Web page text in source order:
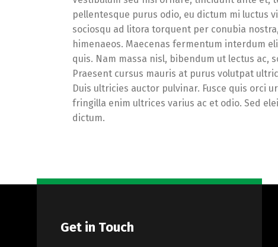
pellentesque purus odio, eu dictum mi luctus
sociosqu ad litora torquent per conubia
himenaeos. Maecenas fermentum interdum
quis. Nam massa nisl, bibendum ut lectus ac,
Praesent cursus mauris at purus volutpat
Duis ultricies auctor pulvinar. Fusce quis orci
fringilla enim ultrices varius ac et odio. Sed
dictum.
Get in Touch